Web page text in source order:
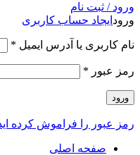
ورود / ثبت نام
ورود ایجاد حساب کاربری
نام کاربری یا آدرس ایمیل *
رمز عبور *
ورود
رمز عبور را فراموش کرده
صفحه اصلی